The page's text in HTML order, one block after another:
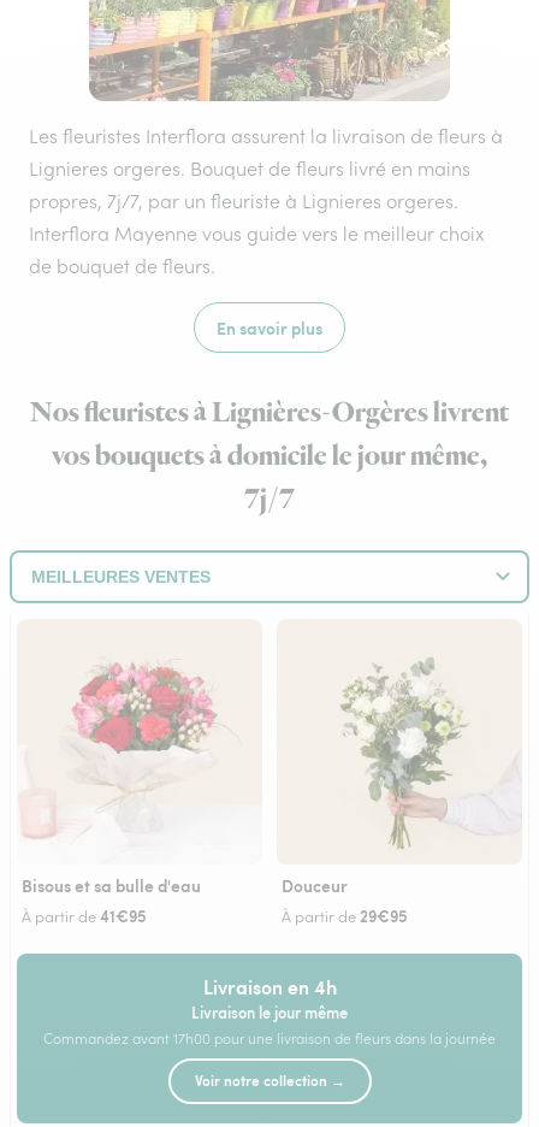
Les fleuristes Interflora assurent la livraison de fleurs à
Lignieres orgeres. Bouquet de fleurs livré en mains
propres, 7j/7, par un fleuriste à Lignieres orgeres.
Interflora Mayenne vous guide vers le meilleur choix
de bouquet de fleurs.
En savoir plus
Nos fleuristes à Lignières-Orgères livrent
vos bouquets à domicile le jour même,
7j/7
Bisous et sa bulle d'eau
À partir de41€95
Douceur
À partir de29€95
Livraison en 4h
Livraison le jour même
Commandez avant 17h00 pour une livraison de fleurs dans la journée
Voir notre collection →